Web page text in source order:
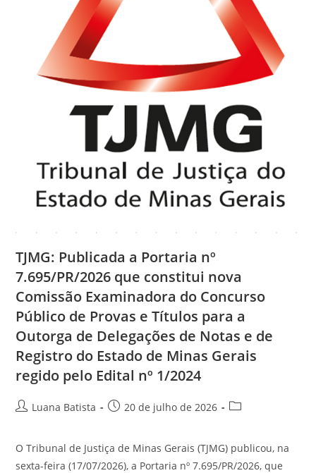
TJMG: Publicada a Portaria nº
7.695/PR/2026 que constitui nova
Comissão Examinadora do Concurso
Público de Provas e Títulos para a
Outorga de Delegações de Notas e de
Registro do Estado de Minas Gerais
regido pelo Edital nº 1/2024
Luana Batista 20 de julho de 2026
O Tribunal de Justiça de Minas Gerais (TJMG) publicou, na
sexta-feira (17/07/2026), a Portaria nº 7.695/PR/2026, que